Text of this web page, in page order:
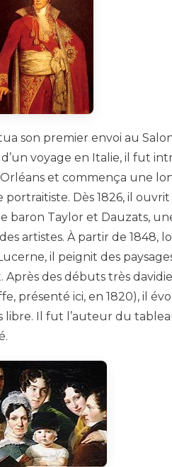
son premier envoi au
d’un voyage en Italie, il fut
et commença une
Dès 1826, il
baron Taylor et Dauzats,
artistes. À partir de 1848,
il peignit des
Après des débuts très
présenté ici, en 1820), il
libre. Il fut l’auteur du